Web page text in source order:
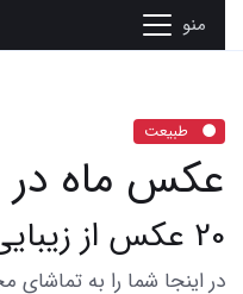
منو
طبیعت
عکس ماه
20 عکس از زیبایی ماه در شب طبیعی